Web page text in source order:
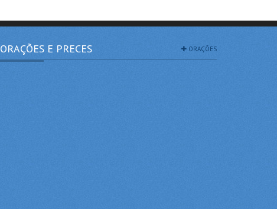
ORAÇÕES E PRECES ORAÇÕES